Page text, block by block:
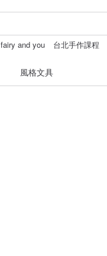
fairy and you 台北手作課程
風格文具